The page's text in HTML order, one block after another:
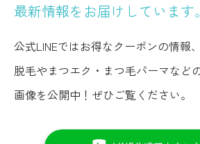
最新情報をお届けしています。
公式LINEではお得なクーポンの情報
脱毛やまつエク・まつ毛パーマなど
画像を公開中！ぜひご覧ください。